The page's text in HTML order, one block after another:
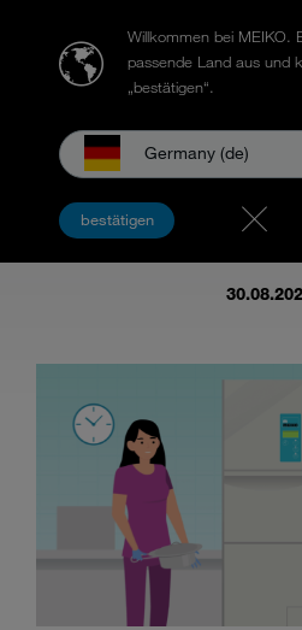
Willkommen bei MEIKO.
passende Land aus und
„bestätigen“.
Germany (de)
bestätigen
便盆尿壶：一次性VS可
方案更具